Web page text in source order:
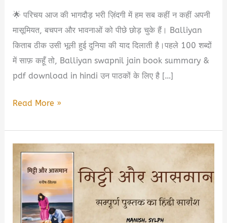
🌟 परिचय आज की भागदौड़ भरी ज़िंदगी में हम सब कहीं न कहीं अपनी
मासूमियत, बचपन और भावनाओं को पीछे छोड़ चुके हैं। Balliyan
किताब ठीक उसी भूली हुई दुनिया की याद दिलाती है।पहले 100 शब्दों
में साफ़ कहूँ तो, Balliyan swapnil jain book summary &
pdf download in hindi उन पाठकों के लिए है […]
Balliyan
jain
summary
pdf
download
Read More »